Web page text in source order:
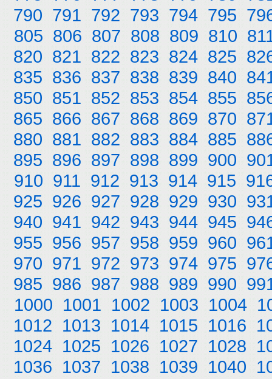
790 791 792 793 794 795
805 806 807 808 809 810
820 821 822 823 824 825
835 836 837 838 839 840
850 851 852 853 854 855
865 866 867 868 869 870
880 881 882 883 884 885
895 896 897 898 899 900
910 911 912 913 914 915
925 926 927 928 929 930
940 941 942 943 944 945
955 956 957 958 959 960
970 971 972 973 974 975
985 986 987 988 989 990
1000 1001 1002 1003 1004
1012 1013 1014 1015 1016
1024 1025 1026 1027 1028
1036 1037 1038 1039 1040